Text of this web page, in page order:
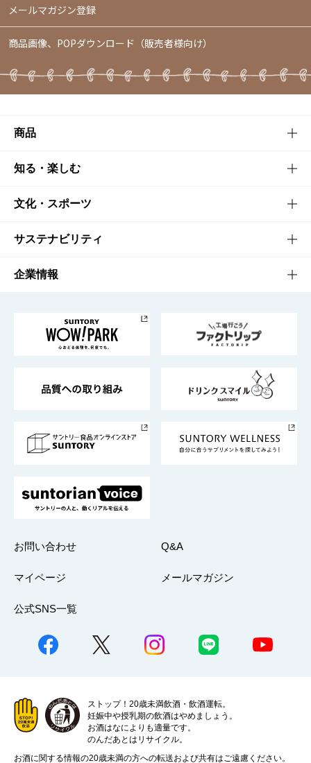
メールマガジン登録
商品画像、POPダウンロード（販売者様向け）
商品
商品TOP
商品一覧
商品発売情報
栄養成分一覧
知る・楽しむ
知る・楽しむTOP
キャンペーン
工場見学
地域情報
文化・スポーツ
文化・スポーツTOP
サントリーホール
サントリーサンバーズ大阪
サステナビリティ
サステナビリティTOP
サントリーが考えるサステナビリティ経営
企業情報
企業概要
採用情報
お問い合わせ Q&A
マイページ メールマガジン
公式SNS一覧
ストップ！20歳未満飲酒・飲酒運転。
妊娠中や授乳期の飲酒はやめましょう。
お酒はなによりも適量です。
のんだあとはリサイクル。
お酒に関する情報の20歳未満の方への転送および共有はご遠慮ください。